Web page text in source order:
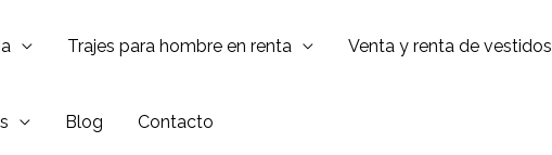
Trajes para hombre en renta Venta y renta de vestidos
Blog Contacto